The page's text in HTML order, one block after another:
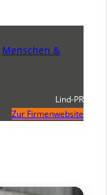
Menschen &
Lind-PR
Zur Firmenwebsite